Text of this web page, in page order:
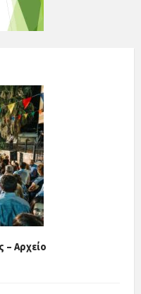
– Αρχείο